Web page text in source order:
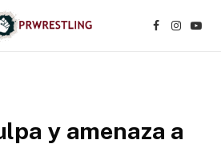
Facebook
y amenaza a